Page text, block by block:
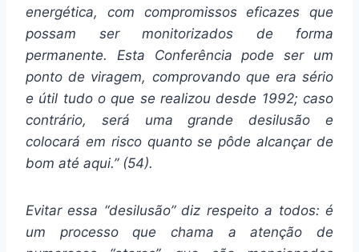
energética, com compromissos eficazes que
possam ser monitorizados de forma
permanente. Esta Conferência pode ser um
ponto de viragem, comprovando que era sério
e útil tudo o que se realizou desde 1992; caso
contrário, será uma grande desilusão e
colocará em risco quanto se pôde alcançar de
bom até aqui.” (54).
Evitar essa “desilusão” diz respeito a todos: é
um processo que chama a atenção de